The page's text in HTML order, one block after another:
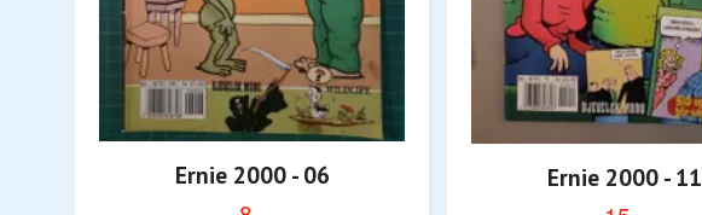
Ernie 2000 - 06 Ernie 2000 - 11